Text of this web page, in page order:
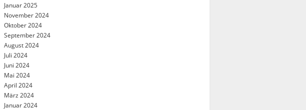
Januar 2025
November 2024
Oktober 2024
September 2024
August 2024
Juli 2024
Juni 2024
Mai 2024
April 2024
März 2024
Januar 2024